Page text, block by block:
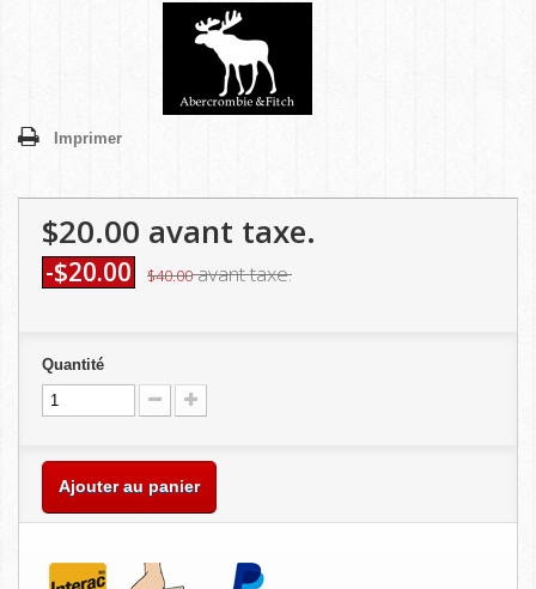
Imprimer
$20.00 avant taxe.
-$20.00 $40.00avant taxe.
Quantité
Ajouter au panier